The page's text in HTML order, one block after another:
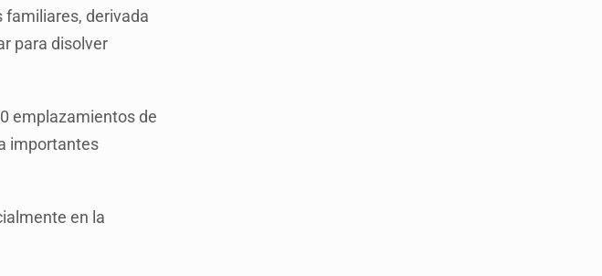
familiares, derivada
para disolver
emplazamientos de
importantes
en la